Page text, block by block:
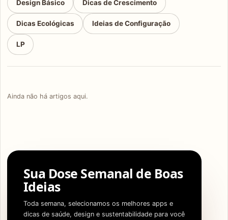
Design Básico Dicas de Crescimento
Dicas Ecológicas Ideias de Configuração
LP
Ainda não há artigos aqui.
Sua Dose Semanal de Boas
Ideias
Toda semana, selecionamos os melhores apps e
dicas de saúde, design e sustentabilidade para você